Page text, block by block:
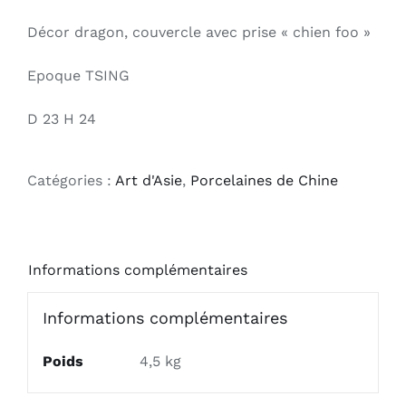
Décor dragon, couvercle avec prise « chien foo »
Epoque TSING
D 23 H 24
Catégories : Art d'Asie, Porcelaines de Chine
Informations complémentaires
Informations complémentaires
Poids 4,5 kg